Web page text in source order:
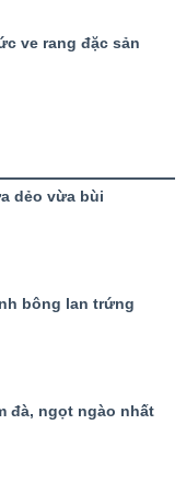
ve rang đặc sản
dẻo vừa bùi
bông lan trứng
đà, ngọt ngào nhất